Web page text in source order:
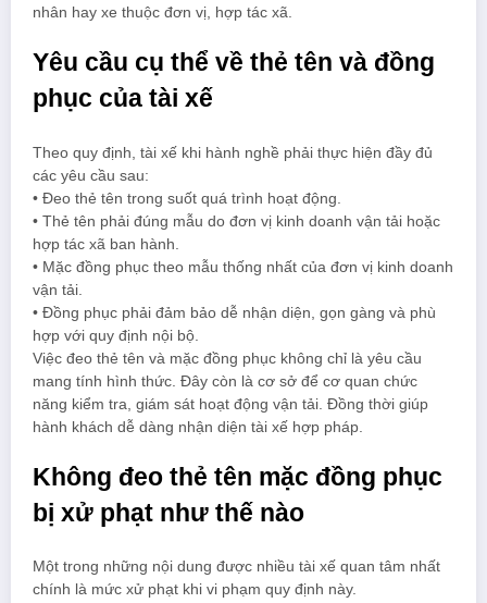
nhân hay xe thuộc đơn vị, hợp tác xã.
Yêu cầu cụ thể về thẻ tên và đồng
phục của tài xế
Theo quy định, tài xế khi hành nghề phải thực hiện đầy đủ
các yêu cầu sau:
• Đeo thẻ tên trong suốt quá trình hoạt động.
• Thẻ tên phải đúng mẫu do đơn vị kinh doanh vận tải hoặc
hợp tác xã ban hành.
• Mặc đồng phục theo mẫu thống nhất của đơn vị kinh doanh
vận tải.
• Đồng phục phải đảm bảo dễ nhận diện, gọn gàng và phù
hợp với quy định nội bộ.
Việc đeo thẻ tên và mặc đồng phục không chỉ là yêu cầu
mang tính hình thức. Đây còn là cơ sở để cơ quan chức
năng kiểm tra, giám sát hoạt động vận tải. Đồng thời giúp
hành khách dễ dàng nhận diện tài xế hợp pháp.
Không đeo thẻ tên mặc đồng phục
bị xử phạt như thế nào
Một trong những nội dung được nhiều tài xế quan tâm nhất
chính là mức xử phạt khi vi phạm quy định này.